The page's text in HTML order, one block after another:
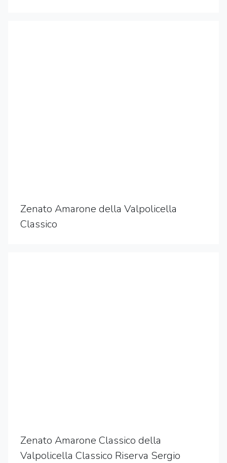
Zenato Amarone della Valpolicella
Classico
Zenato Amarone Classico della
Valpolicella Classico Riserva Sergio